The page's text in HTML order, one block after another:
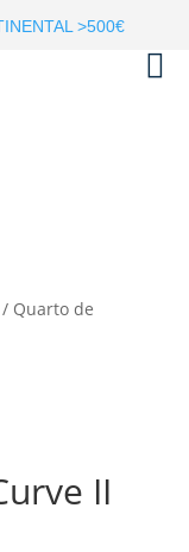
>500€
/ Quarto de
II